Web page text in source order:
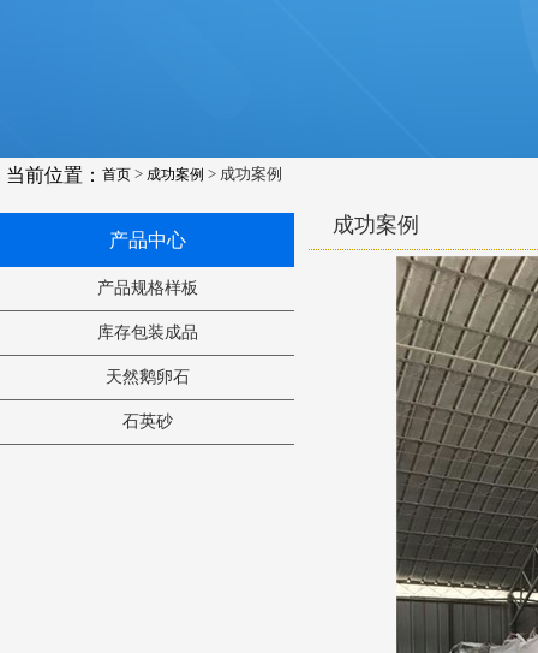
当前位置： 首页 > 成功案例 > 成功案例
产品中心
产品规格样板
库存包装成品
天然鹅卵石
石英砂
成功案例